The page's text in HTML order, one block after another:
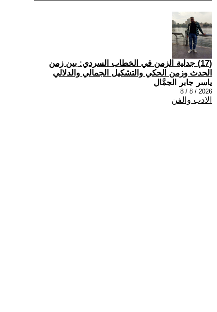
(17) جدلية الزمن في الخطاب السردي: بين زمن
الحدث وزمن الحكي والتشكيل الجمالي والدلالي
ياسر جابر الجمَّال
2026 / 8 / 8
الادب والفن